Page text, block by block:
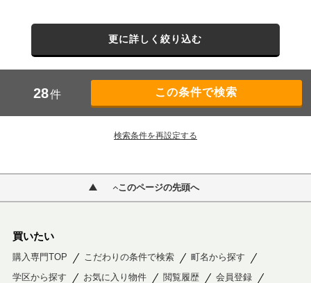
更に詳しく絞り込む
28件
検索条件を再設定する
このページの先頭へ
買いたい
購入専門TOP こだわりの条件で検索
町名から探す
学区から探す
お気に入り物件 閲覧履歴
会員登録